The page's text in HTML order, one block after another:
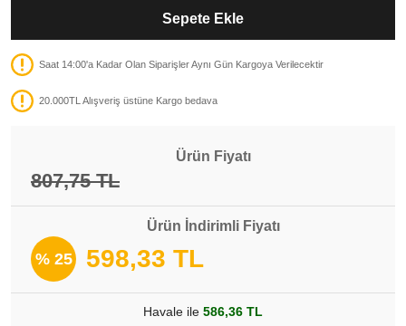
Sepete Ekle
Saat 14:00'a Kadar Olan Siparişler Aynı Gün Kargoya Verilecektir
20.000TL Alışveriş üstüne Kargo bedava
Ürün Fiyatı
807,75 TL
Ürün İndirimli Fiyatı
% 25 598,33 TL
Havale ile 586,36 TL